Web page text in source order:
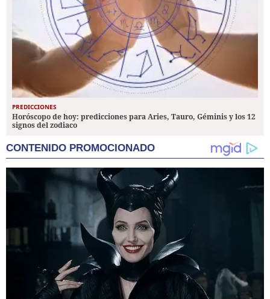
PREDICCIONES
Horóscopo de hoy: predicciones para Aries, Tauro, Géminis y los 12
signos del zodiaco
CONTENIDO PROMOCIONADO